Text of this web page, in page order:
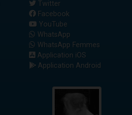
Twitter
Facebook
YouTube
WhatsApp
WhatsApp Femmes
Application iOS
Application Android